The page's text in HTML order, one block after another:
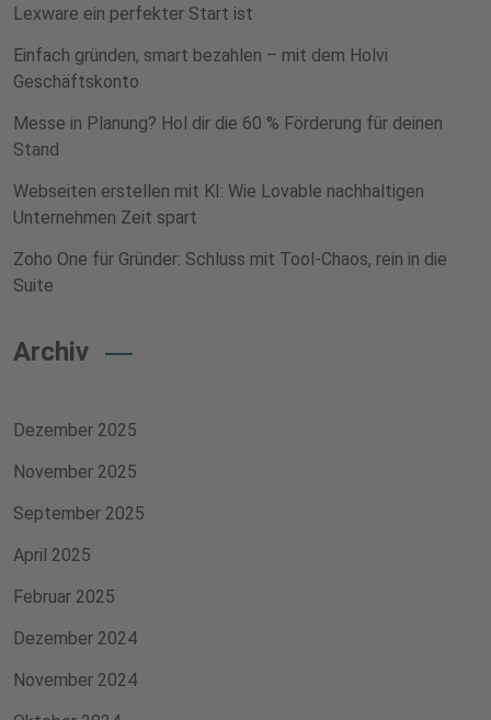
Lexware ein perfekter Start ist
Einfach gründen, smart bezahlen – mit dem Holvi
Geschäftskonto
Messe in Planung? Hol dir die 60 % Förderung für deinen
Stand
Webseiten erstellen mit KI: Wie Lovable nachhaltigen
Unternehmen Zeit spart
Zoho One für Gründer: Schluss mit Tool-Chaos, rein in die
Suite
Archiv
Dezember 2025
November 2025
September 2025
April 2025
Februar 2025
Dezember 2024
November 2024